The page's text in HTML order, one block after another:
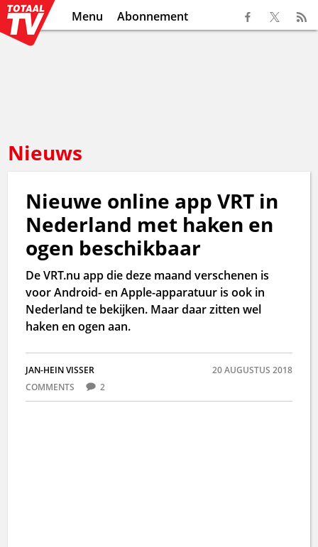
Menu Abonnement
Nieuws
Nieuwe online app VRT in
Nederland met haken en
ogen beschikbaar
De VRT.nu app die deze maand verschenen is
voor Android- en Apple-apparatuur is ook in
Nederland te bekijken. Maar daar zitten wel
haken en ogen aan.
JAN-HEIN VISSER
20 AUGUSTUS 2018
COMMENTS
2